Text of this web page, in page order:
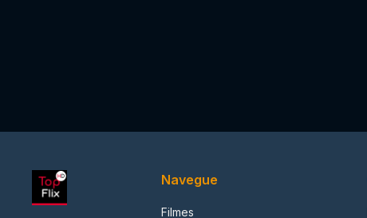
Navegue
Filmes